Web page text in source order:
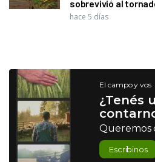
sobrevivió al
hace 5 días
El campo y vos
¿Tenés
Queremos
Escribinos